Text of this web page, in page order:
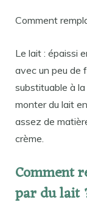
Comment
Le lait : épaissi
avec un peu de
substituable à
monter du lait
assez de
crème.
Comment
par du lait